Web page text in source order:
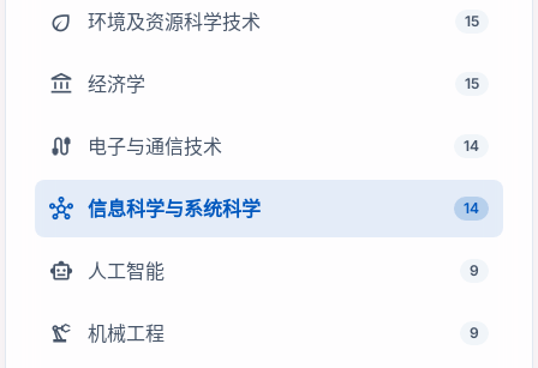
eco 环境及资源科学技术 15
account_balance 经济学 15
cable 电子与通信技术 14
hub 信息科学与系统科学 14
smart_toy 人工智能 9
precision_manufacturing 机械工程 9